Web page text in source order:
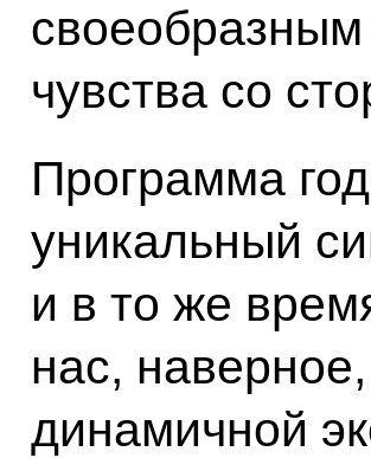
своеобразным
чувства со
Программа
уникальный
и в то же
нас,
динамичной